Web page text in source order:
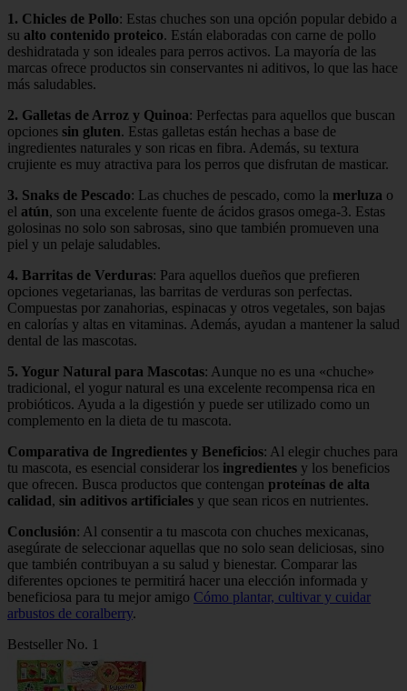
1. Chicles de Pollo: Estas chuches son una opción popular debido a
su alto contenido proteico. Están elaboradas con carne de pollo
deshidratada y son ideales para perros activos. La mayoría de las
marcas ofrece productos sin conservantes ni aditivos, lo que las hace
más saludables.
2. Galletas de Arroz y Quinoa: Perfectas para aquellos que buscan
opciones sin gluten. Estas galletas están hechas a base de
ingredientes naturales y son ricas en fibra. Además, su textura
crujiente es muy atractiva para los perros que disfrutan de masticar.
3. Snaks de Pescado: Las chuches de pescado, como la merluza o
el atún, son una excelente fuente de ácidos grasos omega-3. Estas
golosinas no solo son sabrosas, sino que también promueven una
piel y un pelaje saludables.
4. Barritas de Verduras: Para aquellos dueños que prefieren
opciones vegetarianas, las barritas de verduras son perfectas.
Compuestas por zanahorias, espinacas y otros vegetales, son bajas
en calorías y altas en vitaminas. Además, ayudan a mantener la salud
dental de las mascotas.
5. Yogur Natural para Mascotas: Aunque no es una «chuche»
tradicional, el yogur natural es una excelente recompensa rica en
probióticos. Ayuda a la digestión y puede ser utilizado como un
complemento en la dieta de tu mascota.
Comparativa de Ingredientes y Beneficios: Al elegir chuches para
tu mascota, es esencial considerar los ingredientes y los beneficios
que ofrecen. Busca productos que contengan proteínas de alta
calidad, sin aditivos artificiales y que sean ricos en nutrientes.
Conclusión: Al consentir a tu mascota con chuches mexicanas,
asegúrate de seleccionar aquellas que no solo sean deliciosas, sino
que también contribuyan a su salud y bienestar. Comparar las
diferentes opciones te permitirá hacer una elección informada y
beneficiosa para tu mejor amigo Cómo plantar, cultivar y cuidar
arbustos de coralberry.
Bestseller No. 1